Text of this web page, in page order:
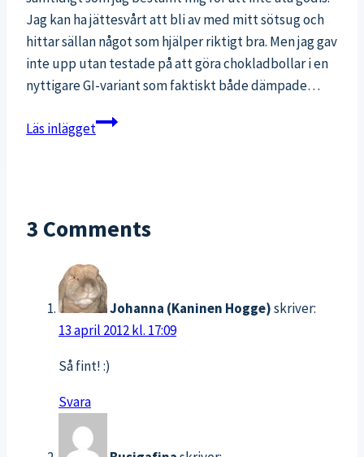
Jag kan ha jättesvårt att bli av med mitt sötsug och
hittar sällan något som hjälper riktigt bra. Men jag gav
inte upp utan testade på att göra chokladbollar i en
nyttigare GI-variant som faktiskt både dämpade…
Läs inläggetNyttiga
sötsug
3 Comments
Johanna (Kaninen Hogge)skriver:
13 april 2012 kl. 17:09
Så fint! :)
Svara